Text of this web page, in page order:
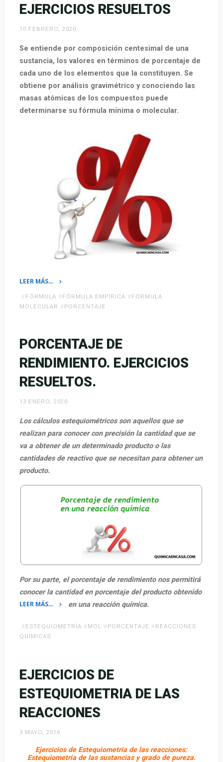
EJERCICIOS RESUELTOS
10 FEBRERO, 2020
Se entiende por composición centesimal de una
sustancia, los valores en términos de porcentaje de
cada uno de los elementos que la constituyen. Se
obtiene por análisis gravimétrico y conociendo las
masas atómicas de los compuestos puede
determinarse su fórmula mínima o molecular.
LEER MÁS…
«Composición
Centesimal.
# FÓRMULA # FÓRMULA EMPÍRICA # FÓRMULA
MOLECULAR # PORCENTAJE
PORCENTAJE DE
RENDIMIENTO. EJERCICIOS
RESUELTOS.
13 ENERO, 2020
Los cálculos estequiométricos son aquellos que se
realizan para conocer con precisión la cantidad que se
va a obtener de un determinado producto o las
cantidades de reactivo que se necesitan para obtener un
producto.
Por su parte, el porcentaje de rendimiento nos permitirá
conocer la cantidad en porcentaje del producto obtenido
en una reacción química.
LEER MÁS…
de
rendimiento.
# ESTEQUIOMETRÍA # MOL # PORCENTAJE # REACCIONES
QUÍMICAS
EJERCICIOS DE
ESTEQUIOMETRIA DE LAS
REACCIONES
3 MAYO, 2016
Ejercicios de Estequiometria de las reacciones:
Estequiometria de las sustancias y grado de pureza.